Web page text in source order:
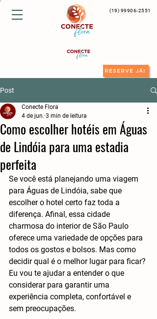
(19) 99906-2551
RESERVE JÁ!
Post
Como escolher hotéis em Águas
de Lindóia para uma estadia
perfeita
Conecte Flora
4 de jun. 3 min de leitura
Se você está planejando uma viagem
para Águas de Lindóia, sabe que
escolher o hotel certo faz toda a
diferença. Afinal, essa cidade
charmosa do interior de São Paulo
oferece uma variedade de opções para
todos os gostos e bolsos. Mas como
decidir qual é o melhor lugar para ficar?
Eu vou te ajudar a entender o que
considerar para garantir uma
experiência completa, confortável e
sem preocupações.